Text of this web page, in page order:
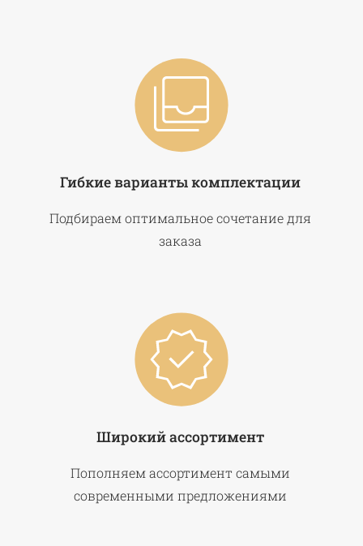
Гибкие варианты комплектации
Подбираем оптимальное сочетание для
заказа
Широкий ассортимент
Пополняем ассортимент самыми
современными предложениями